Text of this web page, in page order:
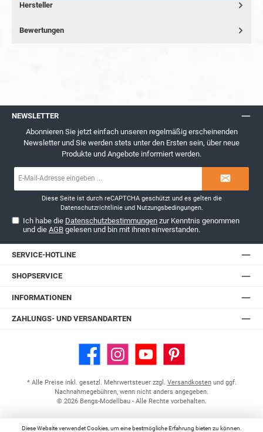
Hersteller
Bewertungen
NEWSLETTER
Abonnieren Sie jetzt einfach unseren regelmäßig erscheinenden
Newsletter und Sie werden stets unter den Ersten sein, über neue
Produkte und Angebote informiert werden.
Diese Seite ist durch reCAPTCHA geschützt und es gelten die
Datenschutzrichtlinieund Nutzungsbedingungen.
Ich habe die Datenschutzbestimmungen zur Kenntnis genommen
und dieAGB gelesen und bin mit ihnen einverstanden.
SERVICE-HOTLINE
SHOPSERVICE
INFORMATIONEN
ZAHLUNGS- UND VERSANDARTEN
Facebook Instagram YouTube Pinterest
* Alle Preise inkl. gesetzl. Mehrwertsteuer zzgl. Versandkostenund ggf.
Nachnahmegebühren, wenn nicht anders angegeben.
© 2026 Bengs-Modellbau - Alle Rechte vorbehalten.
Diese Website verwendet Cookies, um eine bestmögliche Erfahrung bieten zu können.